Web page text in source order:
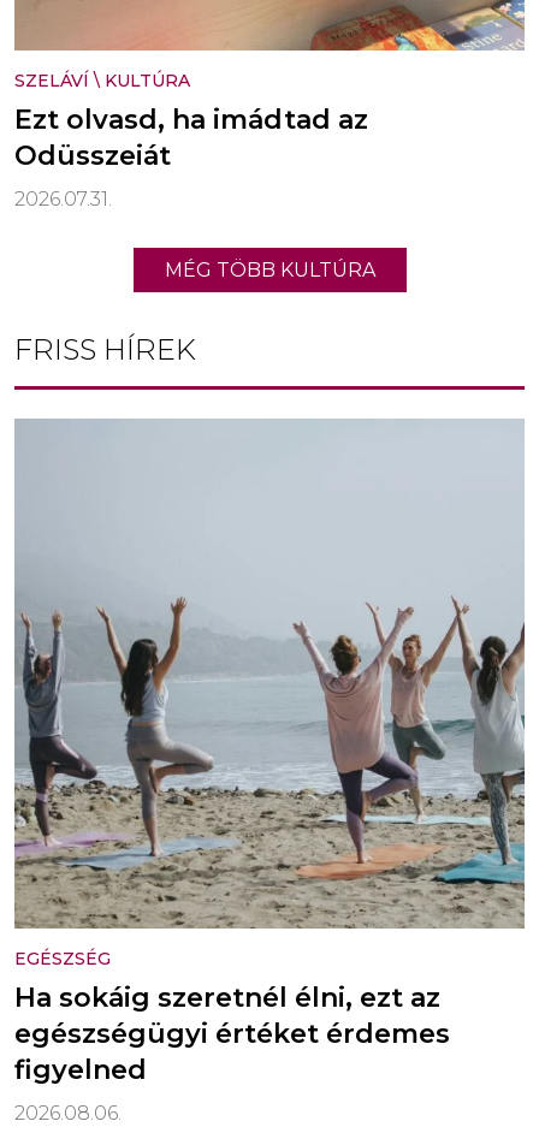
SZELÁVÍ \ KULTÚRA
Ezt olvasd, ha imádtad az
Odüsszeiát
2026.07.31.
MÉG TÖBB KULTÚRA
FRISS HÍREK
EGÉSZSÉG
Ha sokáig szeretnél élni, ezt az
egészségügyi értéket érdemes
figyelned
2026.08.06.